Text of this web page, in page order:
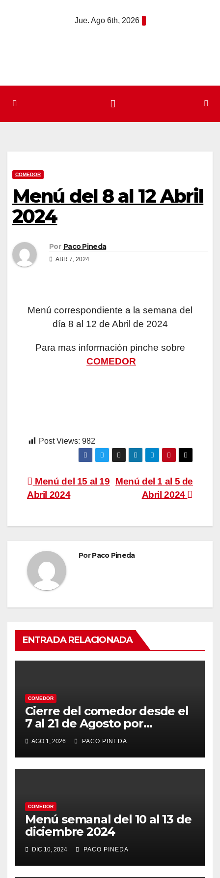
Jue. Ago 6th, 2026
COMEDOR
Menú del 8 al 12 Abril
2024
Por Paco Pineda
ABR 7, 2024
Menú correspondiente a la semana del
día 8 al 12 de Abril de 2024
Para mas información pinche sobre
COMEDOR
Post Views: 982
Navegación
de
entradas
Menú del 1 al 5 de
Abril 2024
Menú del 15 al 19
Abril 2024
PorPaco Pineda
ENTRADA RELACIONADA
COMEDOR
Cierre del comedor desde el
7 al 21 de Agosto por
vacaciones
AGO 1, 2026 PACO PINEDA
COMEDOR
Menú semanal del 10 al 13 de
diciembre 2024
DIC 10, 2024 PACO PINEDA